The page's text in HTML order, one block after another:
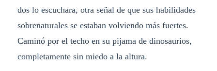
dos lo escuchara, otra señal de que sus habilidades
sobrenaturales se estaban volviendo más fuertes.
Caminó por el techo en su pijama de dinosaurios,
completamente sin miedo a la altura.